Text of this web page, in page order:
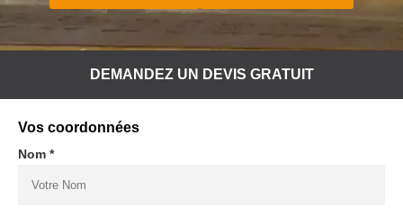
DEMANDEZ UN DEVIS GRATUIT
Vos coordonnées
Nom *